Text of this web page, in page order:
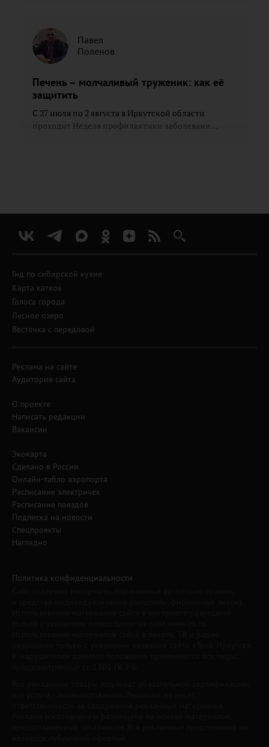
Павел
Поленов
Печень – молчаливый труженик: как её
защитить
С 27 июля по 2 августа в Иркутской области
проходит Неделя профилактики заболевани...
Гид по сибирской кухне
Карта катков
Голоса города
Лесное озеро
Весточка с передовой
Реклама на сайте
Аудитория сайта
О проекте
Написать редакции
Вакансии
Экокарта
Сделано в России
Онлайн-табло аэропорта
Расписание электричек
Расписание поездов
Подписка на новости
Спецпроекты
Наглядно
Политика конфиденциальности